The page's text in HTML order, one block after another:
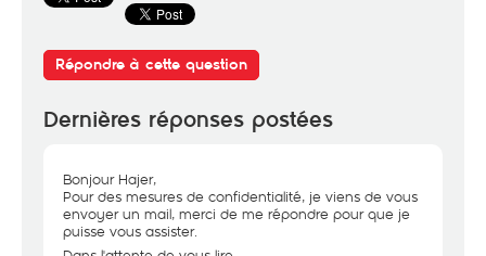
Répondre à cette question
Dernières réponses postées
Bonjour Hajer,
Pour des mesures de confidentialité, je viens de vous
envoyer un mail, merci de me répondre pour que je
puisse vous assister.